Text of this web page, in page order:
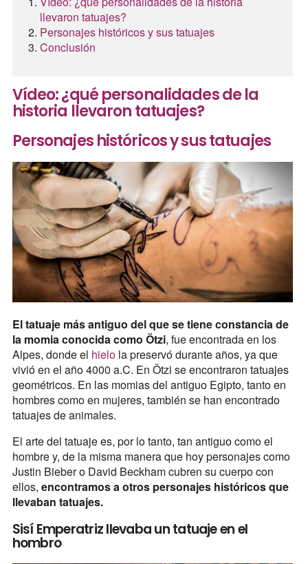
llevaron tatuajes?
Personajes históricos y sus tatuajes
Conclusión
Vídeo: ¿qué personalidades de la
historia llevaron tatuajes?
Personajes históricos y sus tatuajes
El tatuaje más antiguo del que se tiene constancia de
la momia conocida como Ötzi, fue encontrada en los
Alpes, donde el hielola preservó durante años, ya que
vivió en el año 4000 a.C. En Ötzi se encontraron tatuajes
geométricos. En las momias del antiguo Egipto, tanto en
hombres como en mujeres, también se han encontrado
tatuajes de animales.
El arte del tatuaje es, por lo tanto, tan antiguo como el
hombre y, de la misma manera que hoy personajes como
Justin Bieber o David Beckham cubren su cuerpo con
ellos, encontramos a otros personajes históricos que
llevaban tatuajes.
Sisí Emperatriz llevaba un tatuaje en el
hombro